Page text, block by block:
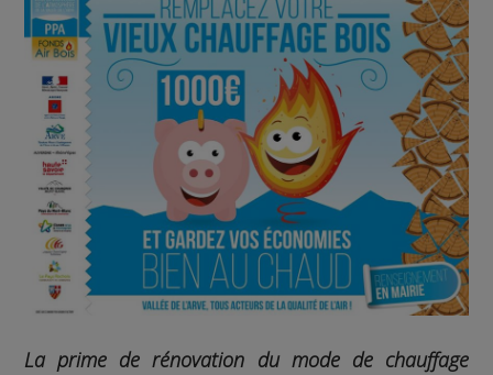
La prime de rénovation du mode de chauffage